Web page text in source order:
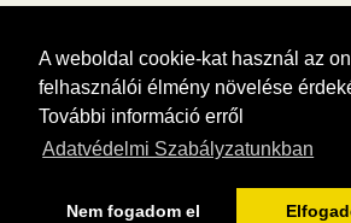
A weboldal cookie-kat használ az
felhasználói élmény növelése
További információ erről
Adatvédelmi Szabályzatunkban
Nem fogadom el
Tudj meg többet városodról! Hírek,
menü, cégek…. és minden, ami Dombóvár
MÉDIAAJÁNLÓ ADATVÉDELEM IMPRESSZUM